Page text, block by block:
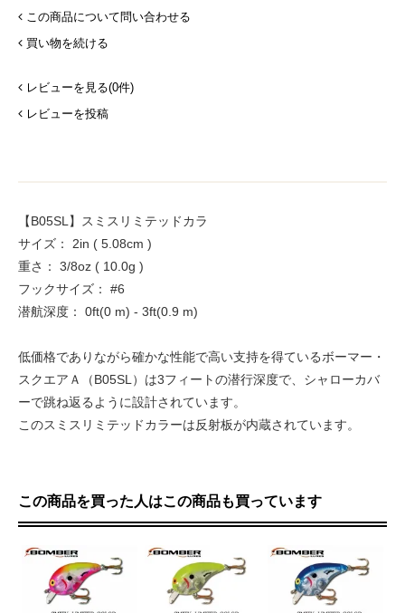
この商品について問い合わせる
買い物を続ける
レビューを見る(0件)
レビューを投稿
【B05SL】スミスリミテッドカラ
サイズ： 2in ( 5.08cm )
重さ： 3/8oz ( 10.0g )
フックサイズ： #6
潜航深度： 0ft(0 m) - 3ft(0.9 m)
低価格でありながら確かな性能で高い支持を得ているボーマー・
スクエアＡ（B05SL）は3フィートの潜行深度で、シャローカバ
ーで跳ね返るように設計されています。
このスミスリミテッドカラーは反射板が内蔵されています。
この商品を買った人はこの商品も買っています